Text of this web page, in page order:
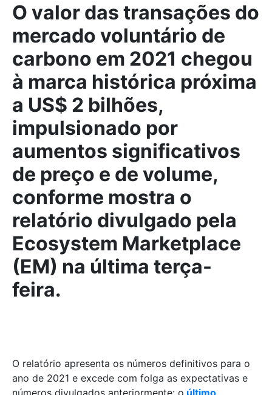
O valor das transações do
mercado voluntário de
carbono em 2021 chegou
à marca histórica próxima
a US$ 2 bilhões,
impulsionado por
aumentos significativos
de preço e de volume,
conforme mostra o
relatório divulgado pela
Ecosystem Marketplace
(EM) na última terça-
feira.
O relatório apresenta os números definitivos para o
ano de 2021 e excede com folga as expectativas e